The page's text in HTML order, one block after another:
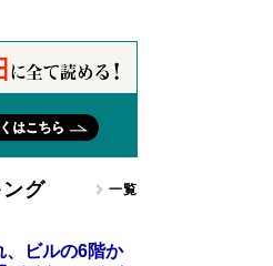
グ 一覧
、ビルの6階か